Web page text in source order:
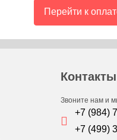
Перейти к
Контакты
Звоните нам и
+7 (984)
+7 (499)